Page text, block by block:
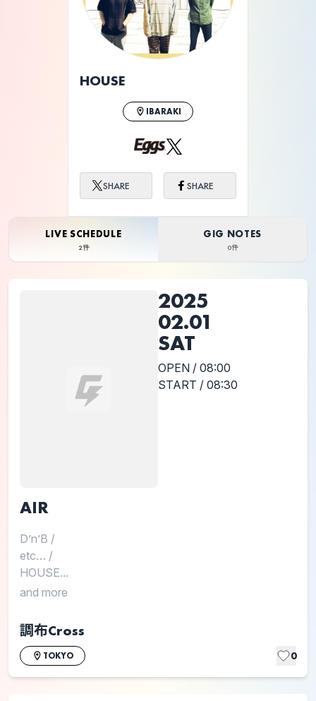
HOUSE
IBARAKI
SHARE SHARE
LIVE SCHEDULE
2件
GIG NOTES
0件
2025
02.01
SAT
OPEN / 08:00
START / 08:30
AIR
D’n’B /
etc… /
HOUSE...
and more
調布Cross
TOKYO 0